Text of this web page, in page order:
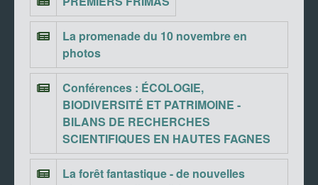
La promenade du 10 novembre en
photos
Conférences : ÉCOLOGIE,
BIODIVERSITÉ ET PATRIMOINE -
BILANS DE RECHERCHES
SCIENTIFIQUES EN HAUTES FAGNES
La forêt fantastique - de nouvelles